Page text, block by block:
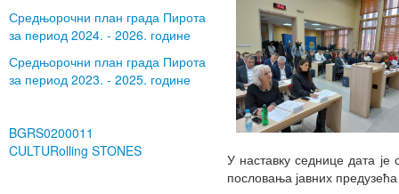
У наставку седнице дата
пословања јавних
Средњорочни план града Пирота
за период 2024. - 2026. године
Средњорочни план града Пирота
за период 2023. - 2025. године
BGRS0200011
CULTURolling STONES